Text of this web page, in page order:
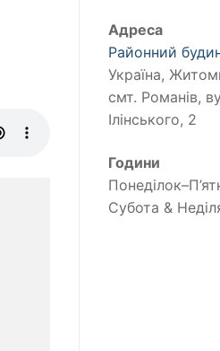
Адреса
Районний
Україна,
смт. Романів,
Ілінського, 2
Години
Субота &